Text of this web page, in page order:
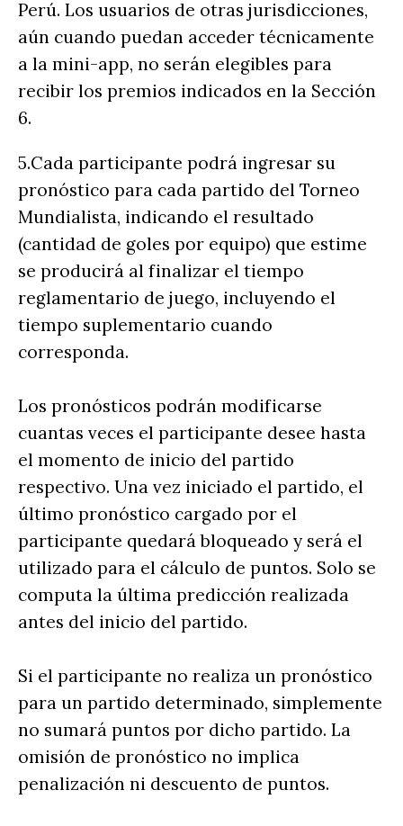
Perú. Los usuarios de otras jurisdicciones,
aún cuando puedan acceder técnicamente
a la mini-app, no serán elegibles para
recibir los premios indicados en la Sección
6.
5.Cada participante podrá ingresar su
pronóstico para cada partido del Torneo
Mundialista, indicando el resultado
(cantidad de goles por equipo) que estime
se producirá al finalizar el tiempo
reglamentario de juego, incluyendo el
tiempo suplementario cuando
corresponda.
Los pronósticos podrán modificarse
cuantas veces el participante desee hasta
el momento de inicio del partido
respectivo. Una vez iniciado el partido, el
último pronóstico cargado por el
participante quedará bloqueado y será el
utilizado para el cálculo de puntos. Solo se
computa la última predicción realizada
antes del inicio del partido.
Si el participante no realiza un pronóstico
para un partido determinado, simplemente
no sumará puntos por dicho partido. La
omisión de pronóstico no implica
penalización ni descuento de puntos.